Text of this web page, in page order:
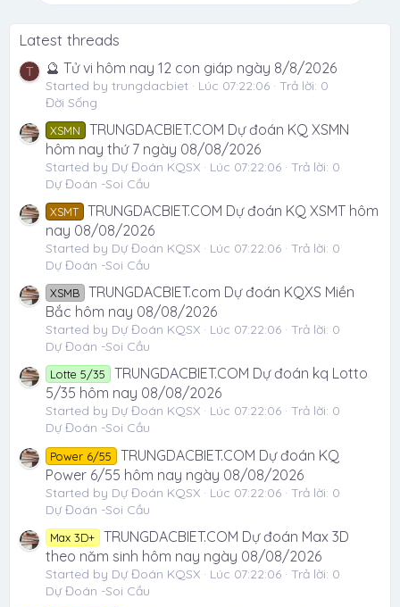
Latest threads
T 🔮 Tử vi hôm nay 12 con giáp ngày 8/8/2026
Started by trungdacbiet Lúc 07:22:06
Trả lời: 0
Đời Sống
XSMN
TRUNGDACBIET.COM Dự đoán KQ XSMN
hôm nay thứ 7 ngày 08/08/2026
Started by Dự Đoán KQSX Lúc 07:22:06
Trả lời: 0
Dự Đoán -Soi Cầu
XSMT TRUNGDACBIET.COM Dự đoán KQ XSMT hôm
nay 08/08/2026
Started by Dự Đoán KQSX Lúc 07:22:06
Trả lời: 0
Dự Đoán -Soi Cầu
XSMB
TRUNGDACBIET.com Dự đoán KQXS Miền
Bắc hôm nay 08/08/2026
Started by Dự Đoán KQSX Lúc 07:22:06
Trả lời: 0
Dự Đoán -Soi Cầu
Lotte 5/35
TRUNGDACBIET.COM Dự đoán kq Lotto
5/35 hôm nay 08/08/2026
Started by Dự Đoán KQSX Lúc 07:22:06
Trả lời: 0
Dự Đoán -Soi Cầu
Power 6/55
TRUNGDACBIET.COM Dự đoán KQ
Power 6/55 hôm nay ngày 08/08/2026
Started by Dự Đoán KQSX Lúc 07:22:06
Trả lời: 0
Dự Đoán -Soi Cầu
Max 3D+
TRUNGDACBIET.COM Dự đoán Max 3D
theo năm sinh hôm nay ngày 08/08/2026
Started by Dự Đoán KQSX Lúc 07:22:06
Trả lời: 0
Dự Đoán -Soi Cầu